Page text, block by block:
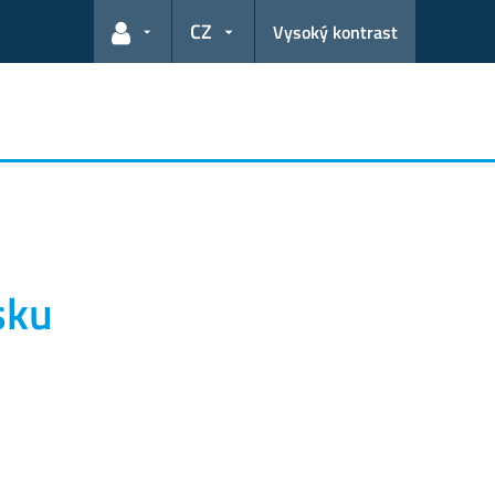
Odkazy pro uživatele
CZ Vysoký kontrast